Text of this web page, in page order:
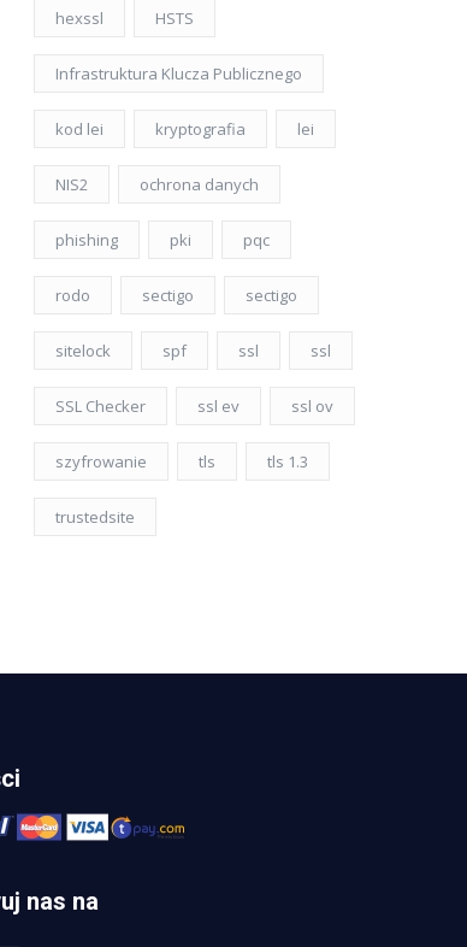
hexssl HSTS
Infrastruktura Klucza Publicznego
kod lei kryptografia lei
NIS2 ochrona danych
phishing pki pqc
rodo sectigo sectigo
sitelock spf ssl ssl
SSL Checker ssl ev ssl ov
szyfrowanie tls tls 1.3
trustedsite
nas na